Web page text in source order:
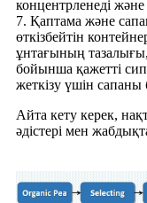
концентрленеді
7. Қаптама және
өткізбейтін
ұнтағының
бойынша қажетті
жеткізу үшін
Айта кету керек,
әдістері мен